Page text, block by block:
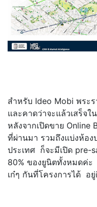
สำหรับ Ideo Mobi พระ
และคาดว่าจะแล้วเสร็จ
หลังจากเปิดขาย Online
ที่ผ่านมา รวมถึงแบ่งห้อ
ประเทศ ก็จะมีเปิด
80% ของยูนิตทั้งหมดค่ะ
เก๋ๆ กันที่โครงการได้ อยู่